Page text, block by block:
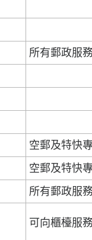
所有郵政服
空郵及特快
空郵及特快
所有郵政服
可向櫃檯服